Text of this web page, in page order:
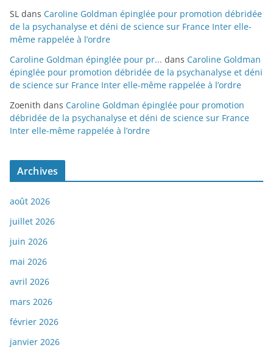
SL dans Caroline Goldman épinglée pour promotion débridée
de la psychanalyse et déni de science sur France Inter elle-
même rappelée à l’ordre
Caroline Goldman épinglée pour pr... dans Caroline Goldman
épinglée pour promotion débridée de la psychanalyse et déni
de science sur France Inter elle-même rappelée à l’ordre
Zoenith dans Caroline Goldman épinglée pour promotion
débridée de la psychanalyse et déni de science sur France
Inter elle-même rappelée à l’ordre
Archives
août 2026
juillet 2026
juin 2026
mai 2026
avril 2026
mars 2026
février 2026
janvier 2026